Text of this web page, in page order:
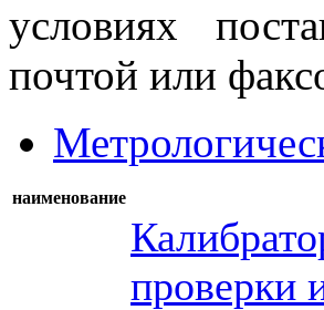
условиях
почтой или
наименование
проверки